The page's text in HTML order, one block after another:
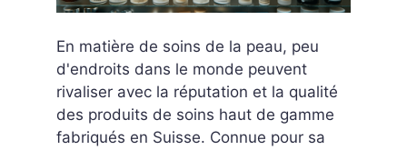
En matière de soins de la peau, peu
d'endroits dans le monde peuvent
rivaliser avec la réputation et la qualité
des produits de soins haut de gamme
fabriqués en Suisse. Connue pour sa